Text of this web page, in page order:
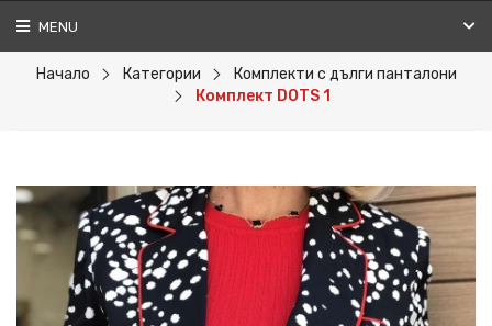
ВАШАТА КОЛИЧКА Е ПРАЗНА.
ПОРЪЧАЙ
Регистрация
MENU
Начало Категории
Комплекти с дълги панталони
Комплект DOTS 1